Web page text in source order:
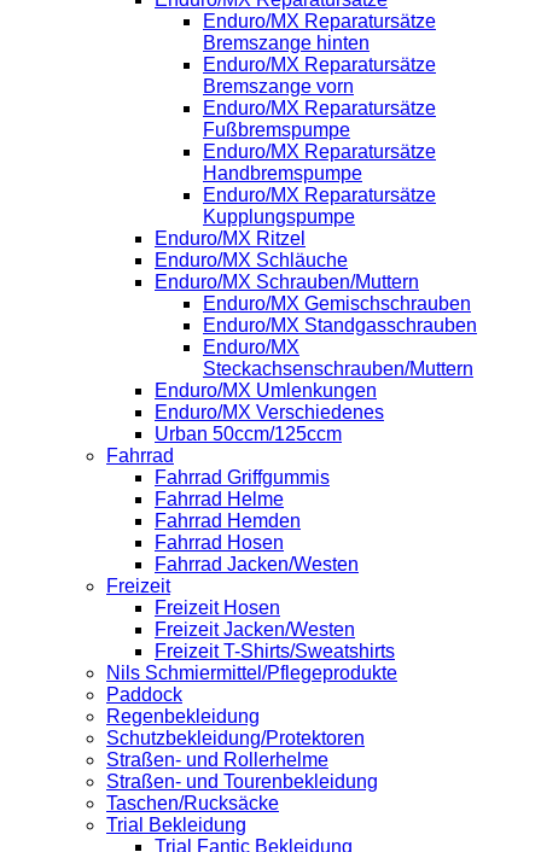
Enduro/MX Reparatursätze
Bremszange hinten
Enduro/MX Reparatursätze
Bremszange vorn
Enduro/MX Reparatursätze
Fußbremspumpe
Enduro/MX Reparatursätze
Handbremspumpe
Enduro/MX Reparatursätze
Kupplungspumpe
Enduro/MX Ritzel
Enduro/MX Schläuche
Enduro/MX Schrauben/Muttern
Enduro/MX Gemischschrauben
Enduro/MX Standgasschrauben
Enduro/MX
Steckachsenschrauben/Muttern
Enduro/MX Umlenkungen
Enduro/MX Verschiedenes
Urban 50ccm/125ccm
Fahrrad
Fahrrad Griffgummis
Fahrrad Helme
Fahrrad Hemden
Fahrrad Hosen
Fahrrad Jacken/Westen
Freizeit
Freizeit Hosen
Freizeit Jacken/Westen
Freizeit T-Shirts/Sweatshirts
Nils Schmiermittel/Pflegeprodukte
Paddock
Regenbekleidung
Schutzbekleidung/Protektoren
Straßen- und Rollerhelme
Straßen- und Tourenbekleidung
Taschen/Rucksäcke
Trial Bekleidung
Trial Fantic Bekleidung